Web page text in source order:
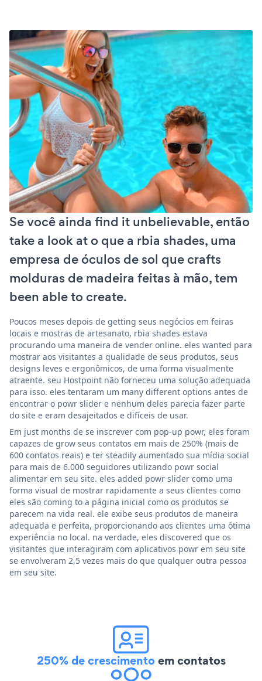
Se você ainda find it unbelievable, então
take a look at o que a rbia shades, uma
empresa de óculos de sol que crafts
molduras de madeira feitas à mão, tem
been able to create.
Poucos meses depois de getting seus negócios em feiras
locais e mostras de artesanato, rbia shades estava
procurando uma maneira de vender online. eles wanted para
mostrar aos visitantes a qualidade de seus produtos, seus
designs leves e ergonômicos, de uma forma visualmente
atraente. seu Hostpoint não forneceu uma solução adequada
para isso. eles tentaram um many different options antes de
encontrar o powr slider e nenhum deles parecia fazer parte
do site e eram desajeitados e difíceis de usar.
Em just months de se inscrever com pop-up powr, eles foram
capazes de grow seus contatos em mais de 250% (mais de
600 contatos reais) e ter steadily aumentado sua mídia social
para mais de 6.000 seguidores utilizando powr social
alimentar em seu site. eles added powr slider como uma
forma visual de mostrar rapidamente a seus clientes como
eles são coming to a página inicial como os produtos se
parecem na vida real. ele exibe seus produtos de maneira
adequada e perfeita, proporcionando aos clientes uma ótima
experiência no local. na verdade, eles discovered que os
visitantes que interagiram com aplicativos powr em seu site
se envolveram 2,5 vezes mais do que qualquer outra pessoa
em seu site.
250% de crescimentoem contatos